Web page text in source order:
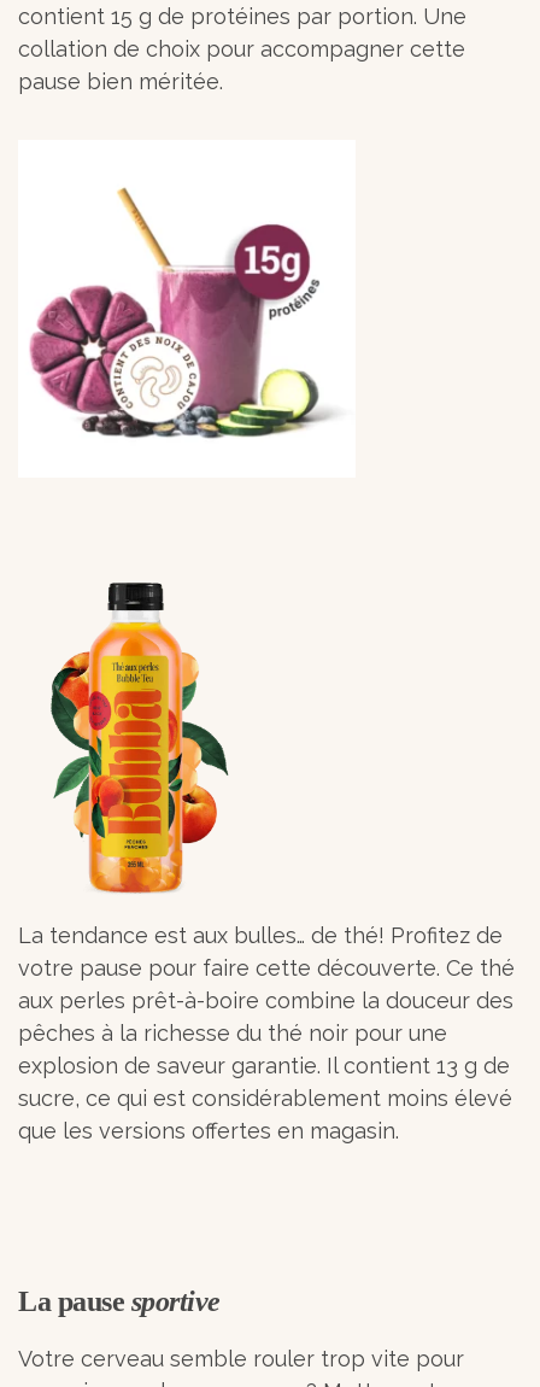
contient 15 g de protéines par portion. Une
collation de choix pour accompagner cette
pause bien méritée.
La tendance est aux bulles… de thé! Profitez de
votre pause pour faire cette découverte. Ce thé
aux perles prêt-à-boire combine la douceur des
pêches à la richesse du thé noir pour une
explosion de saveur garantie. Il contient 13 g de
sucre, ce qui est considérablement moins élevé
que les versions offertes en magasin.
La pause sportive
Votre cerveau semble rouler trop vite pour